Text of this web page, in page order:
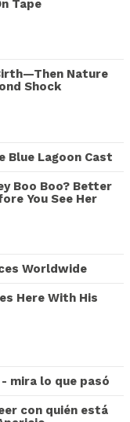
Tape
Nature
Shock
Blue Lagoon Cast
Boo Boo? Better
You See Her
Worldwide
Here With His
mira lo que pasó
con quién está